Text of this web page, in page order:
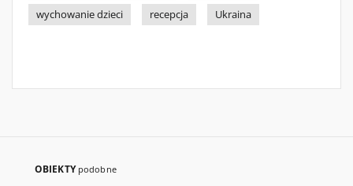
wychowanie dzieci
recepcja Ukraina
OBIEKTY podobne